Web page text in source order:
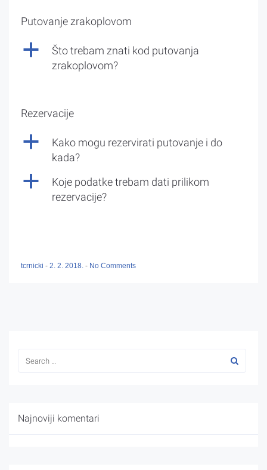
Putovanje zrakoplovom
a
Što trebam znati kod putovanja
zrakoplovom?
Rezervacije
a
Kako mogu rezervirati putovanje i do
kada?
a
Koje podatke trebam dati prilikom
rezervacije?
tcrnicki - 2. 2. 2018. - No Comments
Najnoviji komentari